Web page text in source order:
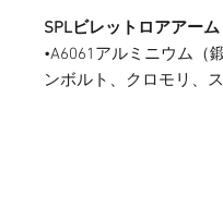
SPLビレットロアアーム
•A6061アルミニウム（
ンボルト、クロモリ、